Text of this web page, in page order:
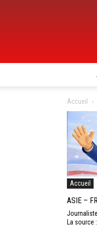
Accueil
Accueil
ASIE –
La source :